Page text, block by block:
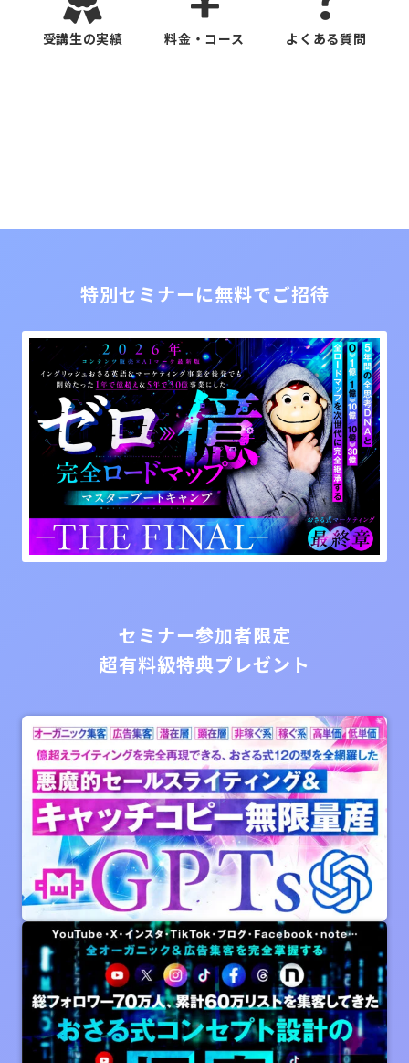
受講生の実績 料金・コース よくある質問
特別セミナーに無料でご招待
セミナー参加者限定
超有料級特典プレゼント